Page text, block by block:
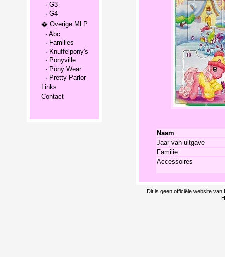
· G3
· G4
� Overige MLP
· Abc
· Families
· Knuffelpony's
· Ponyville
· Pony Wear
· Pretty Parlor
Links
Contact
Naam
Jaar van uitgave
Familie
Accessoires
Dit is geen officiële website